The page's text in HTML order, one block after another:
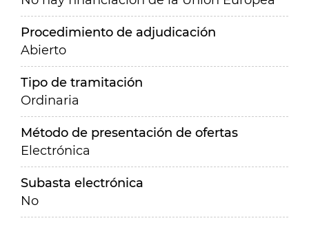
Procedimiento de adjudicación
Abierto
Tipo de tramitación
Ordinaria
Método de presentación de ofertas
Electrónica
Subasta electrónica
No